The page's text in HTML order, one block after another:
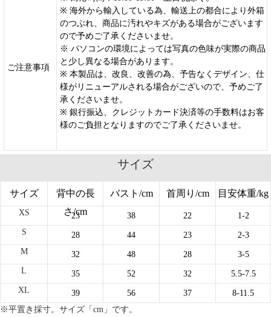
ご注意事項
※ 海外から輸入している為、輸送上の都合により外箱
のつぶれ、商品に汚れやキズがある場合がございます
ので予めご了承くださいませ。
※ パソコンの環境によっては写真の色味が実際の商品
と少し異なる場合があります。
※ 本製品は、改良、改善の為、予告なくデザイン、仕
様がリニューアルされる場合がございので、予めご了
承くださいませ。
※ 銀行振込、クレジットカード決済等の手数料はお客
様のご負担となりますのでご了承くださいませ。
サイズ
サイズ
背中の長
さ/cm
バスト/cm 首周り/cm 目安体重/kg
XS 23 38 22
1-2
S
28 44 23
2-3
M
32 48 28
3-5
L
35 52 32
5.5-7.5
XL
39 56 37
8-11.5
※平置き採寸。サイズ「cm」です。